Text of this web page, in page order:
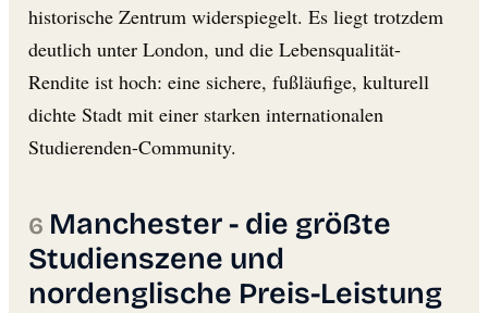
historische Zentrum widerspiegelt. Es liegt trotzdem
deutlich unter London, und die Lebensqualität-
Rendite ist hoch: eine sichere, fußläufige, kulturell
dichte Stadt mit einer starken internationalen
Studierenden-Community.
Manchester - die größte
Studienszene und
nordenglische Preis-Leistung